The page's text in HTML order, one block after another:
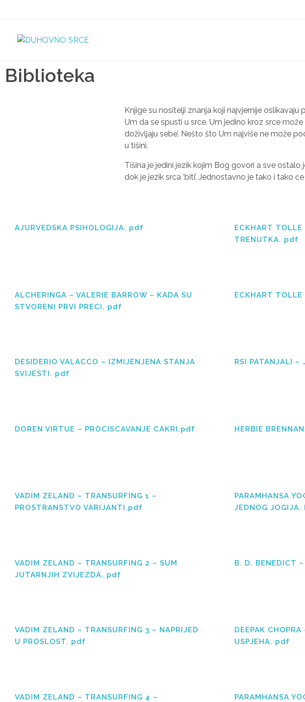
Biblioteka
Knjige su nositelji znanja koji najvjernije
Um da se spusti u srce. Um jedino kroz srce
doživljaju sebe’. Nešto što Um najviše ne može
u tišini.
Tišina je jedini jezik kojim Bog govori a sve ostalo
dok je jezik srca ‘biti’. Jednostavno je tako i tako
AJURVEDSKA PSIHOLOGIJA. pdf
ECKHART TOLLE
TRENUTKA. pdf
ALCHERINGA – VALERIE BARROW – KADA SU
STVORENI PRVI PRECI. pdf
ECKHART
DESIDERIO VALACCO – IZMIJENJENA STANJA
SVIJESTI. pdf
RSI PATANJALI –
DOREN VIRTUE – PROCISCAVANJE CAKRI.pdf HERBIE
VADIM ZELAND – TRANSURFING 1 –
PROSTRANSTVO VARIJANTI.pdf
PARAMHANSA
JEDNOG JOGIJA.
VADIM ZELAND – TRANSURFING 2 – SUM
JUTARNJIH ZVIJEZDA. pdf
B. D. BENEDICT
VADIM ZELAND – TRANSURFING 3 – NAPRIJED
U PROSLOST. pdf
DEEPAK
USPJEHA. pdf
VADIM ZELAND – TRANSURFING 4 –
PARAMHANSA